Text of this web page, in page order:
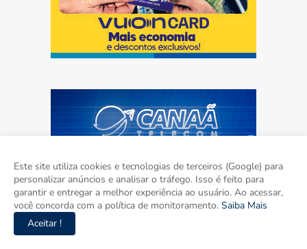
Este site utiliza cookies e tecnologias de terceiros (Google) para
personalizar anúncios e analisar o tráfego. Isso é feito para
garantir e entregar a melhor experiência ao usuário. Ao acessar,
você concorda com a política de monitoramento. Saiba Mais
Aceitar !